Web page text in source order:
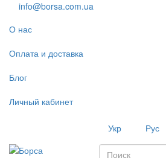
info@borsa.com.ua
О нас
Оплата и доставка
Блог
Личный кабинет
Укр
Рус